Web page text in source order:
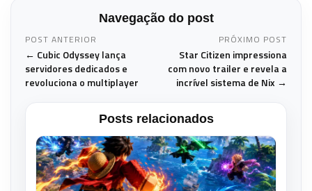
Navegação do post
POST ANTERIOR
← Cubic Odyssey lança
servidores dedicados e
revoluciona o multiplayer
PRÓXIMO POST
Star Citizen impressiona
com novo trailer e revela a
incrível sistema de Nix →
Posts relacionados